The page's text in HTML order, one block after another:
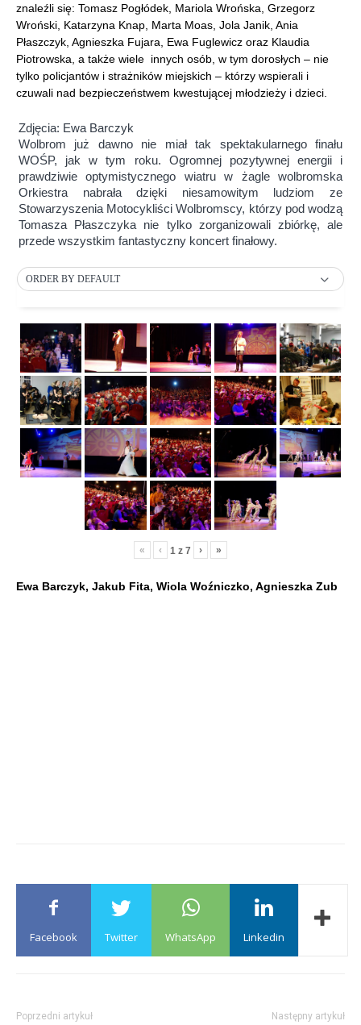
znaleźli się: Tomasz Pogłódek, Mariola Wrońska, Grzegorz
Wroński, Katarzyna Knap, Marta Moas, Jola Janik, Ania
Płaszczyk, Agnieszka Fujara, Ewa Fuglewicz oraz Klaudia
Piotrowska, a także wiele innych osób, w tym dorosłych – nie
tylko policjantów i strażników miejskich – którzy wspierali i
czuwali nad bezpieczeństwem kwestującej młodzieży i dzieci.
Zdjęcia: Ewa Barczyk
Wolbrom już dawno nie miał tak spektakularnego finału
WOŚP, jak w tym roku. Ogromnej pozytywnej energii i
prawdziwie optymistycznego wiatru w żagle wolbromska
Orkiestra nabrała dzięki niesamowitym ludziom ze
Stowarzyszenia Motocykliści Wolbromscy, którzy pod wodzą
Tomasza Płaszczyka nie tylko zorganizowali zbiórkę, ale
przede wszystkim fantastyczny koncert finałowy.
ORDER BY DEFAULT
« ‹ 1 z 7 › »
Ewa Barczyk, Jakub Fita, Wiola Woźniczko, Agnieszka Zub
Facebook Twitter WhatsApp Linkedin
Poprzedni artykuł Następny artykuł